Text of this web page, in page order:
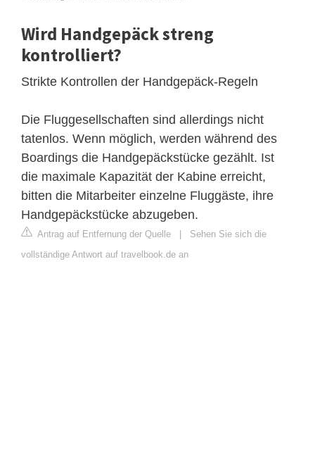
Wird Handgepäck streng
kontrolliert?
Strikte Kontrollen der Handgepäck-Regeln
Die Fluggesellschaften sind allerdings nicht
tatenlos. Wenn möglich, werden während des
Boardings die Handgepäckstücke gezählt. Ist
die maximale Kapazität der Kabine erreicht,
bitten die Mitarbeiter einzelne Fluggäste, ihre
Handgepäckstücke abzugeben.
Antrag auf Entfernung der Quelle
Sehen Sie sich die
vollständige Antwort auf travelbook.de an